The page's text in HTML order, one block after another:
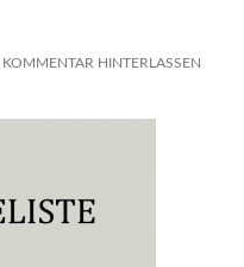
KOMMENTAR HINTERLASSEN